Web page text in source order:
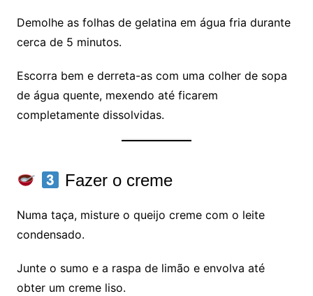
Demolhe as folhas de gelatina em água fria durante
cerca de 5 minutos.
Escorra bem e derreta-as com uma colher de sopa
de água quente, mexendo até ficarem
completamente dissolvidas.
Fazer o creme
Numa taça, misture o queijo creme com o leite
condensado.
Junte o sumo e a raspa de limão e envolva até
obter um creme liso.